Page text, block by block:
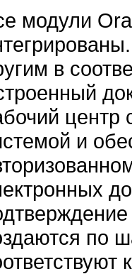
модули
в
центр
и
по